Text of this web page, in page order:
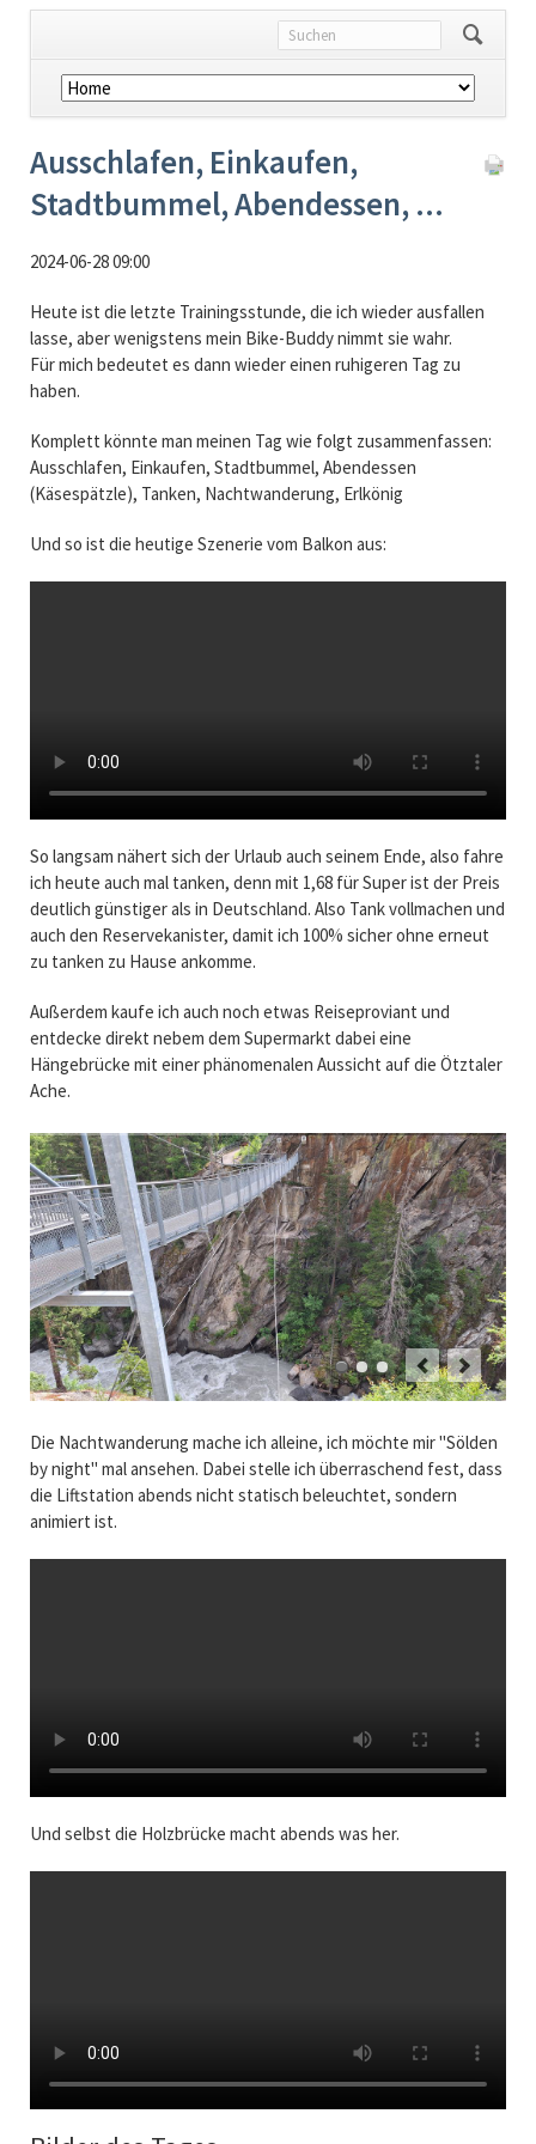
Navigation
überspringen
Ausschlafen, Einkaufen,
Stadtbummel, Abendessen, ...
2024-06-28 09:00
Heute ist die letzte Trainingsstunde, die ich wieder ausfallen
lasse, aber wenigstens mein Bike-Buddy nimmt sie wahr.
Für mich bedeutet es dann wieder einen ruhigeren Tag zu
haben.
Komplett könnte man meinen Tag wie folgt zusammenfassen:
Ausschlafen, Einkaufen, Stadtbummel, Abendessen
(Käsespätzle), Tanken, Nachtwanderung, Erlkönig
Und so ist die heutige Szenerie vom Balkon aus:
So langsam nähert sich der Urlaub auch seinem Ende, also fahre
ich heute auch mal tanken, denn mit 1,68 für Super ist der Preis
deutlich günstiger als in Deutschland. Also Tank vollmachen und
auch den Reservekanister, damit ich 100% sicher ohne erneut
zu tanken zu Hause ankomme.
Außerdem kaufe ich auch noch etwas Reiseproviant und
entdecke direkt nebem dem Supermarkt dabei eine
Hängebrücke mit einer phänomenalen Aussicht auf die Ötztaler
Ache.
Die Nachtwanderung mache ich alleine, ich möchte mir "Sölden
by night" mal ansehen. Dabei stelle ich überraschend fest, dass
die Liftstation abends nicht statisch beleuchtet, sondern
animiert ist.
Und selbst die Holzbrücke macht abends was her.